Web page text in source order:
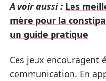
A voir aussi : Les
mère pour la
un guide pratique
Ces jeux encouragent
communication. En